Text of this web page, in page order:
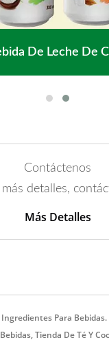
De Leche De
Contáctenos
más detalles,
Más Detalles
Para
Tienda De Té Y